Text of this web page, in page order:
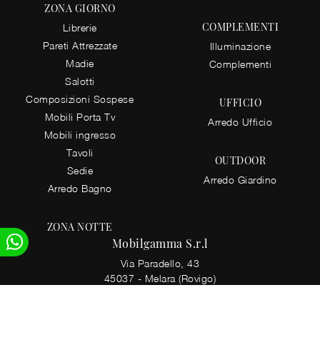
ZONA GIORNO
Librerie
Pareti Attrezzate
Madie
Salotti
Composizioni Sospese
Mobili Porta Tv
Mobili ingresso
Tavoli
Sedie
Arredo Bagno
ZONA NOTTE
COMPLEMENTI
Illuminazione
Complementi
UFFICIO
Arredo Ufficio
OUTDOOR
Arredo Giardino
Mobilgamma S.r.l
Via Paradello, 43
45037 - Melara (Rovigo)